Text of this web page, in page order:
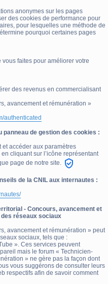
anonymes sur les pages
des cookies de performance pour
pour lesquelles une méthode de
pourquoi certaines pages
faites pour améliorer votre
des revenus en commercialisant
avancement et rémunération »
authenticated
panneau de gestion des cookies :
et accéder aux paramètres
cliquant sur l’icône représentant
page de notre site.
de la CNIL aux internautes :
- Concours, avancement et
réseaux sociaux
avancement et rémunération » peut
sociaux, tels que :
». Ces services peuvent
mais le forum « Technicien-
» ne gère pas la façon dont
vous suggérons de consulter leurs
respectifs afin de savoir comment